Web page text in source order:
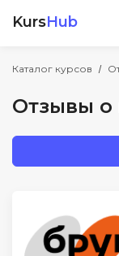
KursHub
Каталог курсов
Отзывы о